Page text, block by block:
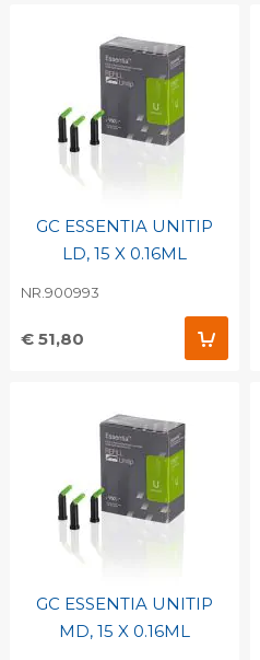
GC ESSENTIA UNITIP
LD, 15 X 0.16ML
NR.900993
€ 51,80
GC ESSENTIA UNITIP
MD, 15 X 0.16ML